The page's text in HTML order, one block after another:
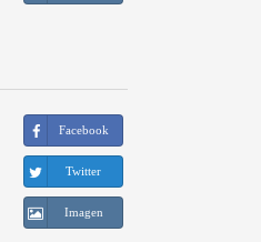
Facebook
Twitter
Imagen